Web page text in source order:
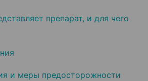
препарат, и для чего
и меры предосторожности